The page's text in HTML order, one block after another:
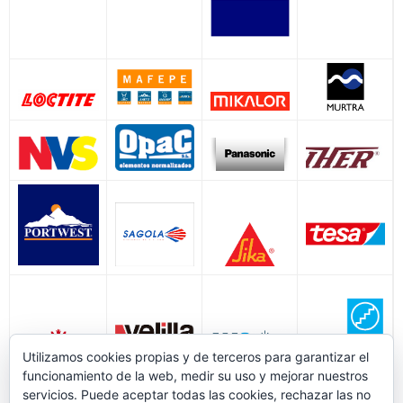
Utilizamos cookies propias y de terceros para garantizar el
funcionamiento de la web, medir su uso y mejorar nuestros
servicios. Puede aceptar todas las cookies, rechazar las no